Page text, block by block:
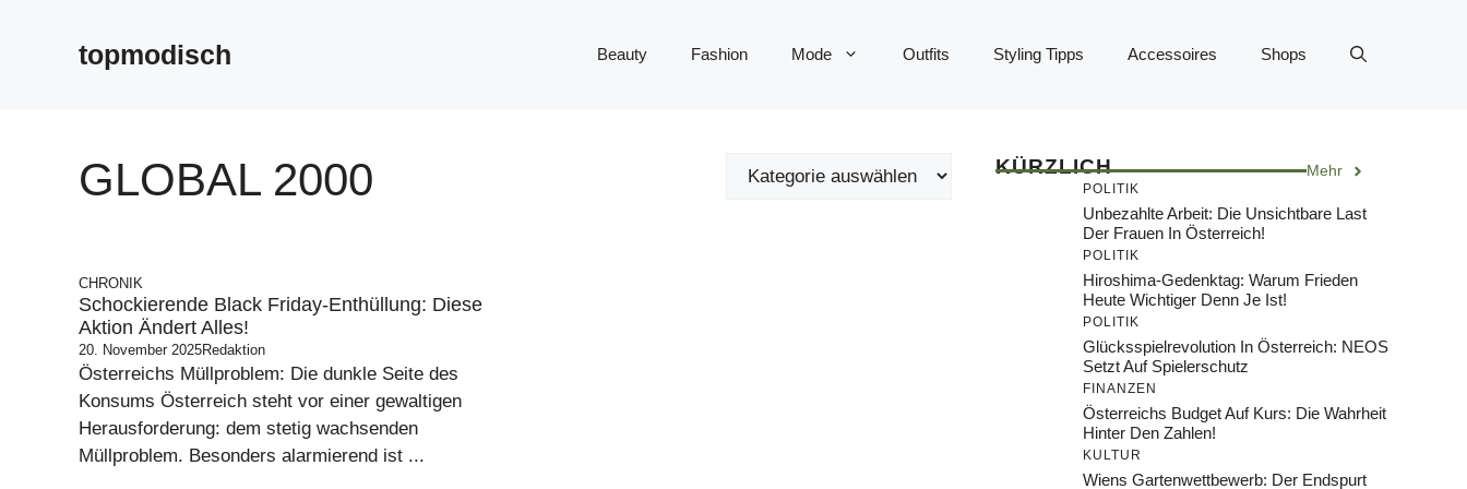
topmodisch Beauty Fashion Mode Outfits Styling Tipps Accessoires Shops
GLOBAL 2000
CHRONIK
Schockierende Black Friday-Enthüllung: Diese
Aktion Ändert Alles!
20. November 2025Redaktion
Österreichs Müllproblem: Die dunkle Seite des
Konsums Österreich steht vor einer gewaltigen
Herausforderung: dem stetig wachsenden
Müllproblem. Besonders alarmierend ist ...
KÜRZLICH Mehr
POLITIK
Unbezahlte Arbeit: Die Unsichtbare Last
Der Frauen In Österreich!
POLITIK
Hiroshima-Gedenktag: Warum Frieden
Heute Wichtiger Denn Je Ist!
POLITIK
Glücksspielrevolution In Österreich: NEOS
Setzt Auf Spielerschutz
FINANZEN
Österreichs Budget Auf Kurs: Die Wahrheit
Hinter Den Zahlen!
KULTUR
Wiens Gartenwettbewerb: Der Endspurt